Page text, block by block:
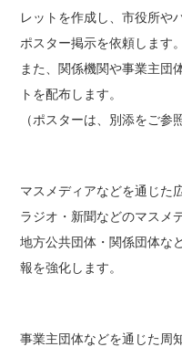
レットを作成し、市役所や
ポスター掲示を依頼します。
また、関係機関や事業主団
トを配布します。
（ポスターは、別添をご参
マスメディアなどを通じた
ラジオ・新聞などのマスメ
地方公共団体・関係団体な
報を強化します。
事業主団体などを通じた周